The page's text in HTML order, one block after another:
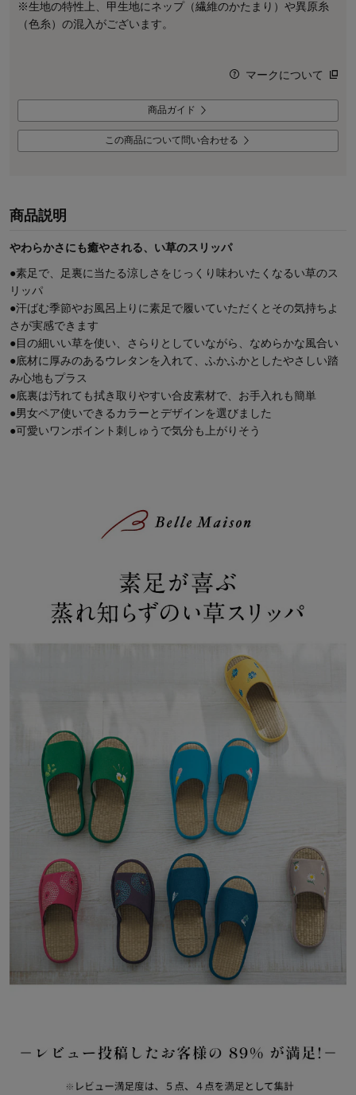
※生地の特性上、甲生地にネップ（繊維のかたまり）や異原糸
（色糸）の混入がございます。
マークについて
商品ガイド
この商品について問い合わせる
商品説明
やわらかさにも癒やされる、い草のスリッパ
●素足で、足裏に当たる涼しさをじっくり味わいたくなるい草のス
リッパ
●汗ばむ季節やお風呂上りに素足で履いていただくとその気持ちよ
さが実感できます
●目の細いい草を使い、さらりとしていながら、なめらかな風合い
●底材に厚みのあるウレタンを入れて、ふかふかとしたやさしい踏
み心地もプラス
●底裏は汚れても拭き取りやすい合皮素材で、お手入れも簡単
●男女ペア使いできるカラーとデザインを選びました
●可愛いワンポイント刺しゅうで気分も上がりそう